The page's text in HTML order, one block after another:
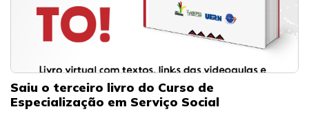
Saiu o terceiro livro do Curso de
Especialização em Serviço Social